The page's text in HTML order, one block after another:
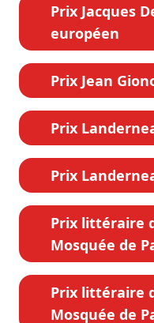
Prix Jacques
européen
Prix Jean
Prix
Prix
Prix littéraire
Mosquée de
Prix littéraire
Mosquée de